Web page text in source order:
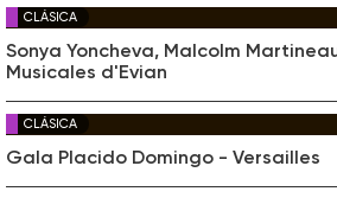
CLÁSICA
Sonya Yoncheva, Malcolm
Musicales d'Evian
CLÁSICA
Gala Placido Domingo - Versailles